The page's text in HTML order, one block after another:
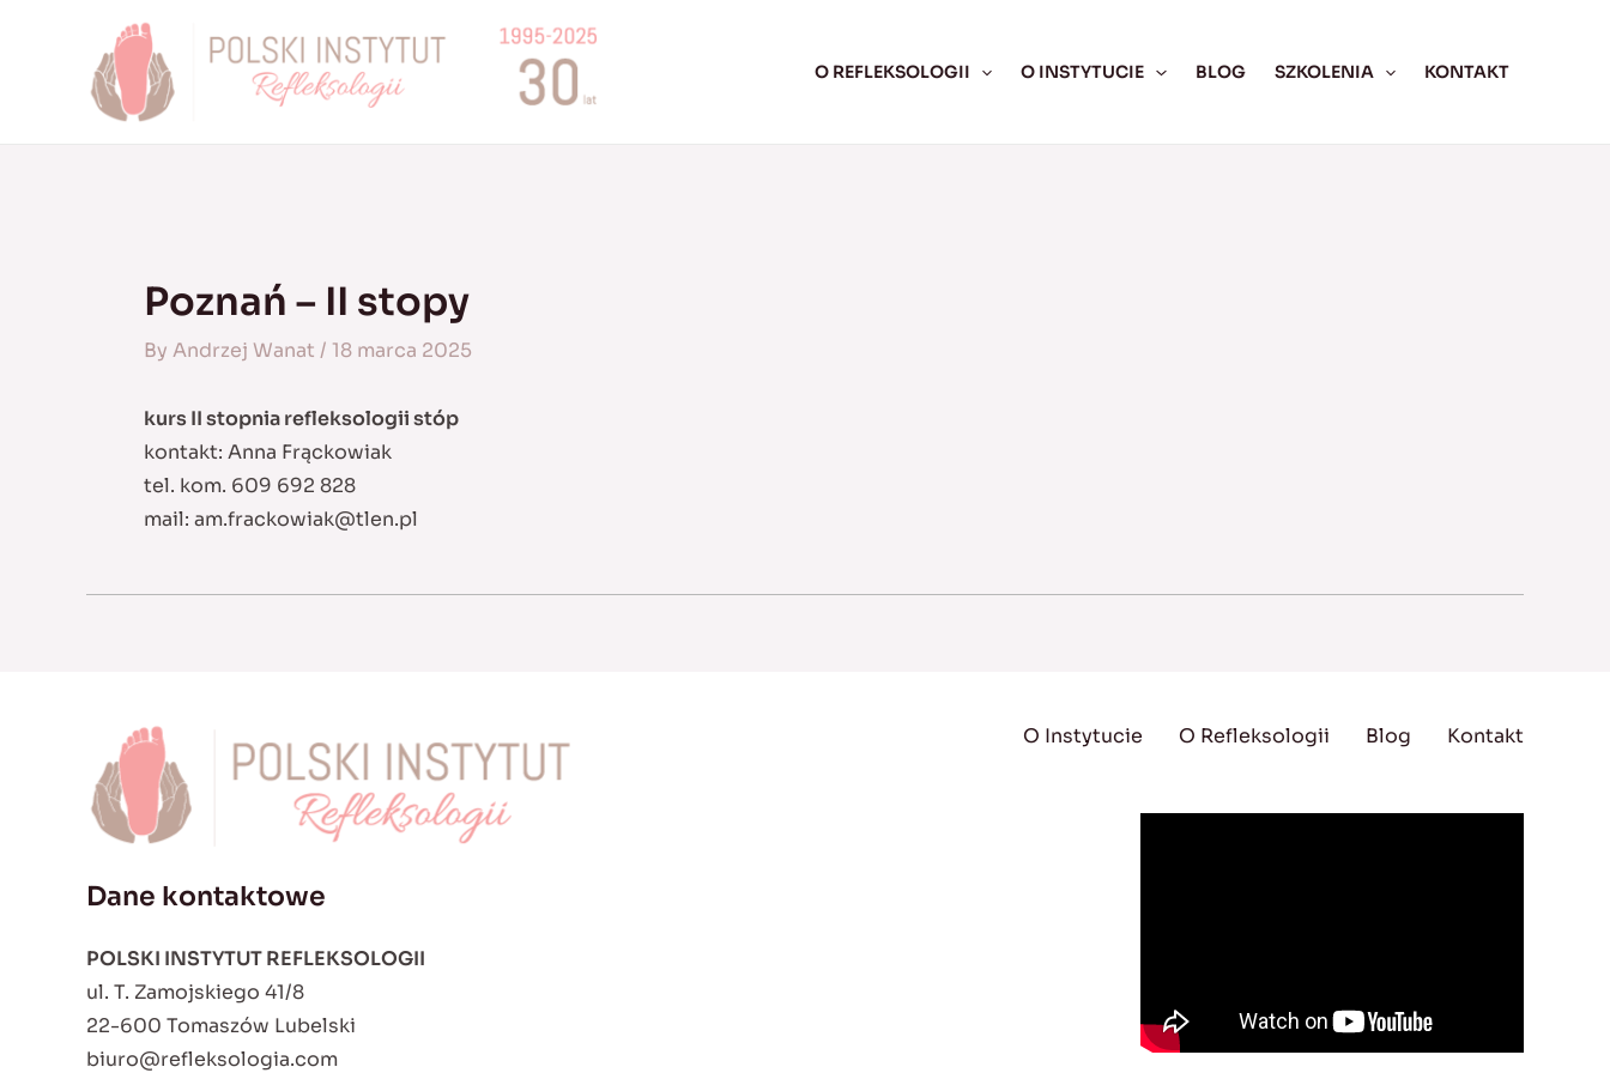
O REFLEKSOLOGII O INSTYTUCIE BLOG SZKOLENIA KONTAKT
Poznań – II stopy
By Andrzej Wanat / 18 marca 2025
kurs II stopnia refleksologii stóp
kontakt: Anna Frąckowiak
tel. kom. 609 692 828
mail: am.frackowiak@tlen.pl
Dane kontaktowe
POLSKI INSTYTUT REFLEKSOLOGII
ul. T. Zamojskiego 41/8
22-600 Tomaszów Lubelski
biuro@refleksologia.com
O Instytucie O Refleksologii Blog Kontakt